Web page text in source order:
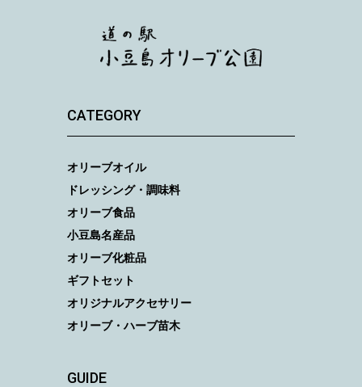
CATEGORY
オリーブオイル
ドレッシング・調味料
オリーブ食品
小豆島名産品
オリーブ化粧品
ギフトセット
オリジナルアクセサリー
オリーブ・ハーブ苗木
GUIDE